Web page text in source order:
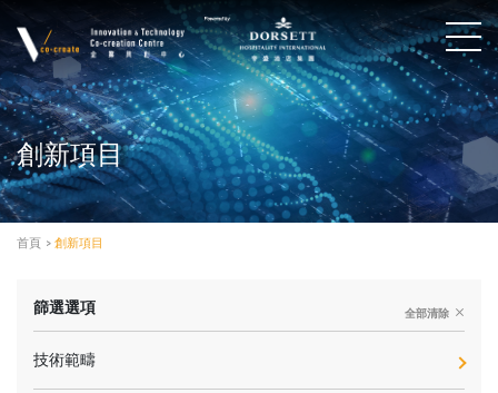
創新項目
首頁 > 創新項目
篩選選項 全部清除
技術範疇